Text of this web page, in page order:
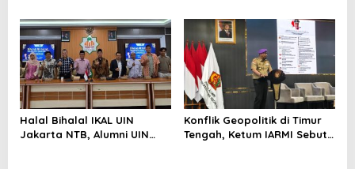
Bertahan di Tengah
Keterbatasan
Halal Bihalal IKAL UIN
Jakarta NTB, Alumni UIN
Konflik Geopolitik di Timur
Tengah, Ketum IARMI Sebut